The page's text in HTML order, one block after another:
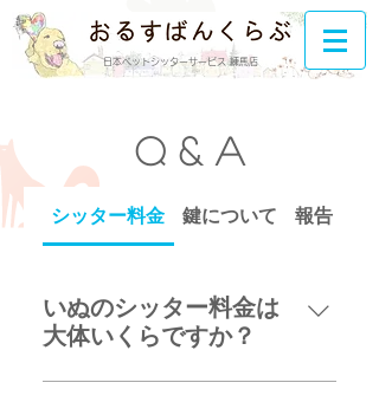
日本ペットシッターサービス 練馬店
Q & A
シッター料金 鍵について 報告・連
いぬのシッター料金は
大体いくらですか？
【城西/練馬近辺】 ¥3300-